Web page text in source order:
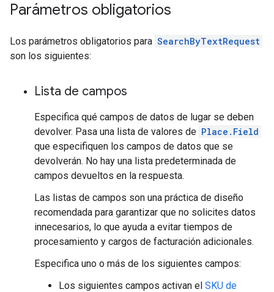
Parámetros obligatorios
Los parámetros obligatorios para SearchByTextRequest
son los siguientes:
Lista de campos
Especifica qué campos de datos de lugar se deben
devolver. Pasa una lista de valores de Place.Field
que especifiquen los campos de datos que se
devolverán. No hay una lista predeterminada de
campos devueltos en la respuesta.
Las listas de campos son una práctica de diseño
recomendada para garantizar que no solicites datos
innecesarios, lo que ayuda a evitar tiempos de
procesamiento y cargos de facturación adicionales.
Especifica uno o más de los siguientes campos:
Los siguientes campos activan el SKU de